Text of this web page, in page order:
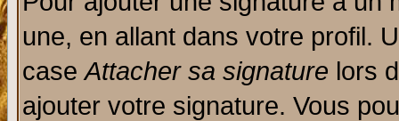
une, en allant dans votre profil.
caseAttacher sa signature lors
ajouter votre signature. Vous